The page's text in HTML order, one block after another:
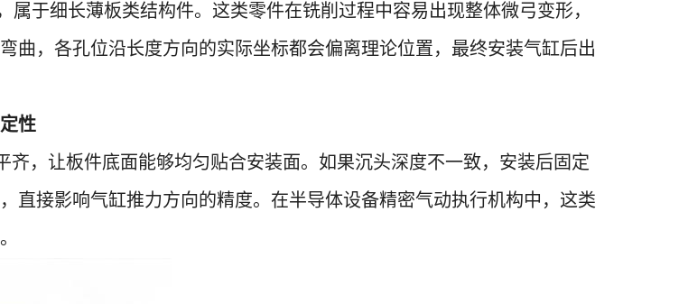
属于细长薄板类结构件。这类零件在铣削过程中容易出现整体微弓变形，
曲，各孔位沿长度方向的实际坐标都会偏离理论位置，最终安装气缸后出
性
，让板件底面能够均匀贴合安装面。如果沉头深度不一致，安装后固定
直接影响气缸推力方向的精度。在半导体设备精密气动执行机构中，这类